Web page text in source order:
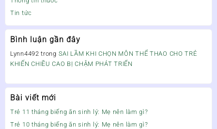
Tin tức
Bình luận gần đây
Lynn4492 trong SAI LẦM KHI CHỌN MÔN THỂ THAO CHO TRẺ
KHIẾN CHIỀU CAO BỊ CHẬM PHÁT TRIỂN
Bài viết mới
Trẻ 11 tháng biếng ăn sinh lý: Mẹ nên làm gì?
Trẻ 10 tháng biếng ăn sinh lý: Mẹ nên làm gì?